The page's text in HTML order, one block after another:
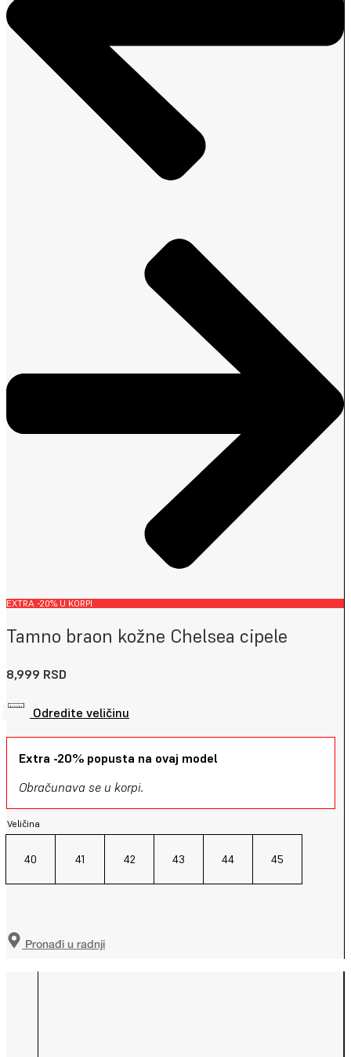
EXTRA -20% U KORPI
Tamno braon kožne Chelsea cipele
8,999 RSD
Odredite veličinu
Extra -20% popusta na ovaj model
Obračunava se u korpi.
Veličina
40 41 42 43 44 45
Pronađi u radnji